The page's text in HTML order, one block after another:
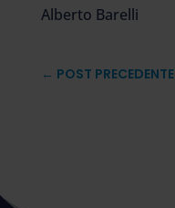
Alberto Barelli
← POST PRECEDENTE